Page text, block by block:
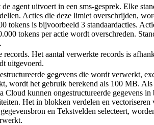
agent uitvoert in een sms-gesprek. Elke
Acties die deze limiet overschrijden,
tokens is bijvoorbeeld 3 standaardacties.
tokens per actie wordt overschreden.
Het aantal verwerkte records is
uitgevoerd.
gegevens die wordt verwerkt,
wordt het gebruik berekend als 100 MB.
kunnen ongestructureerde gegevens
Het in blokken verdelen en
en Tekstvelden selecteert,